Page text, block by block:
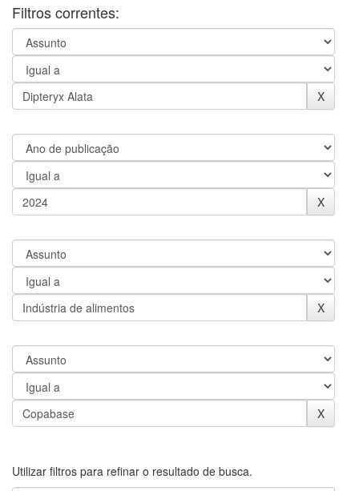
Filtros correntes:
Utilizar filtros para refinar o resultado de busca.